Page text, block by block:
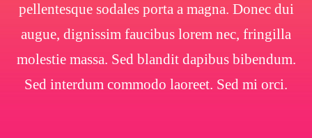
pellentesque sodales porta a magna. Donec dui
augue, dignissim faucibus lorem nec, fringilla
molestie massa. Sed blandit dapibus bibendum.
Sed interdum commodo laoreet. Sed mi orci.